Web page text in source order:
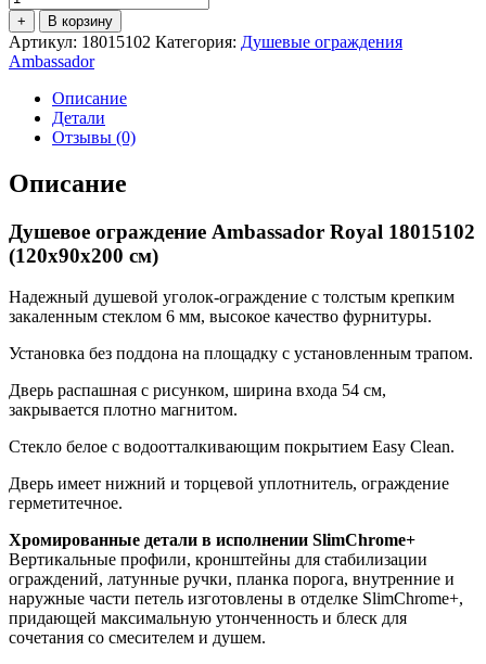
товара
Душевое
ограждение
Ambassador
Royal
18015102
+ В корзину
Артикул: 18015102 Категория: Душевые ограждения
Ambassador
Описание
Детали
Отзывы (0)
Описание
Душевое ограждение Ambassador Royal 18015102
(120x90x200 см)
Надежный душевой уголок-ограждение с толстым крепким
закаленным стеклом 6 мм, высокое качество фурнитуры.
Установка без поддона на площадку с установленным трапом.
Дверь распашная с рисунком, ширина входа 54 см,
закрывается плотно магнитом.
Стекло белое с водоотталкивающим покрытием Easy Clean.
Дверь имеет нижний и торцевой уплотнитель, ограждение
герметитечное.
Хромированные детали в исполнении SlimChrome+
Вертикальные профили, кронштейны для стабилизации
ограждений, латунные ручки, планка порога, внутренние и
наружные части петель изготовлены в отделке SlimChrome+,
придающей максимальную утонченность и блеск для
сочетания со смесителем и душем.